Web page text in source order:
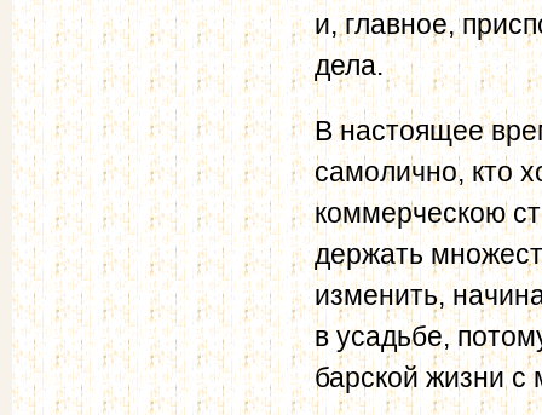
и, главное,
дела.
В настоящее
самолично, кто
коммерческою
держать
изменить,
в усадьбе,
барской жизни с